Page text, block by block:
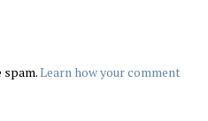
spam.Learn how your comment